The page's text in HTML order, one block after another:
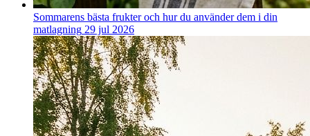
Sommarens bästa frukter och hur du använder dem i din
matlagning 29 jul 2026